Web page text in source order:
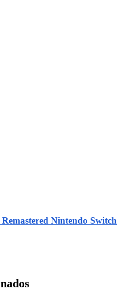
Remastered Nintendo Switch